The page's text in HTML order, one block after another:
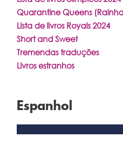
Quarantine Queens
Lista de livros Royals 2024
Short and Sweet
Tremendas traduções
Livros estranhos
Espanhol